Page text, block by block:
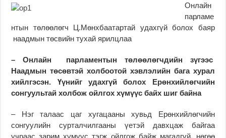
Онлайн
парламе
нтын төлөөлөгч Ц.Мөнхбаатартай удахгүй болох баяр
наадмын төсвийн тухай ярилцлаа
– Онлайн парламентын төлөөлөгчдийн зүгээс
Наадмын төсөвтэй холбоотой хэвлэлийн бага хурал
хийлгэсэн. Үүнийг удахгүй болох Ерөнхийлөгчийн
сонгуультай холбож ойлгох хүмүүс байх шиг байна
– Нэг талаас цаг хугацааны хувьд Ерөнхийлөгчийн
сонгуулийн сурталчилгааны үетэй давхцаж байгаа
учраас зарим хүмүүс тэгж ойлгож байж магадгүй, нөгөө